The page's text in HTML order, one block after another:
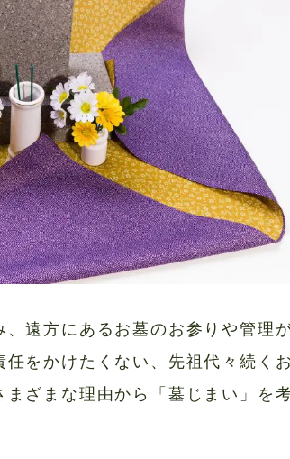
遠方にあるお墓のお参りや管理
任をかけたくない、先祖代々続く
ざまな理由から「墓じまい」を